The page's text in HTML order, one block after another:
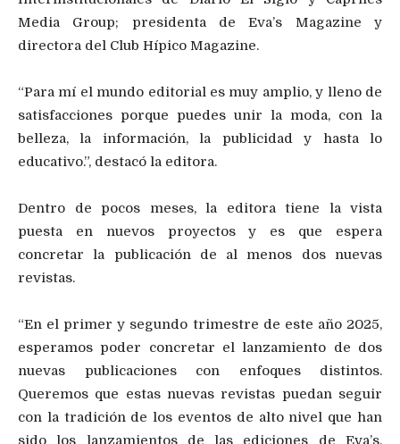
Media Group; presidenta de Eva’s Magazine y
directora del Club Hípico Magazine.
“Para mí el mundo editorial es muy amplio, y lleno de
satisfacciones porque puedes unir la moda, con la
belleza, la información, la publicidad y hasta lo
educativo.”, destacó la editora.
Dentro de pocos meses, la editora tiene la vista
puesta en nuevos proyectos y es que espera
concretar la publicación de al menos dos nuevas
revistas.
“En el primer y segundo trimestre de este año 2025,
esperamos poder concretar el lanzamiento de dos
nuevas publicaciones con enfoques distintos.
Queremos que estas nuevas revistas puedan seguir
con la tradición de los eventos de alto nivel que han
sido los lanzamientos de las ediciones de Eva’s.